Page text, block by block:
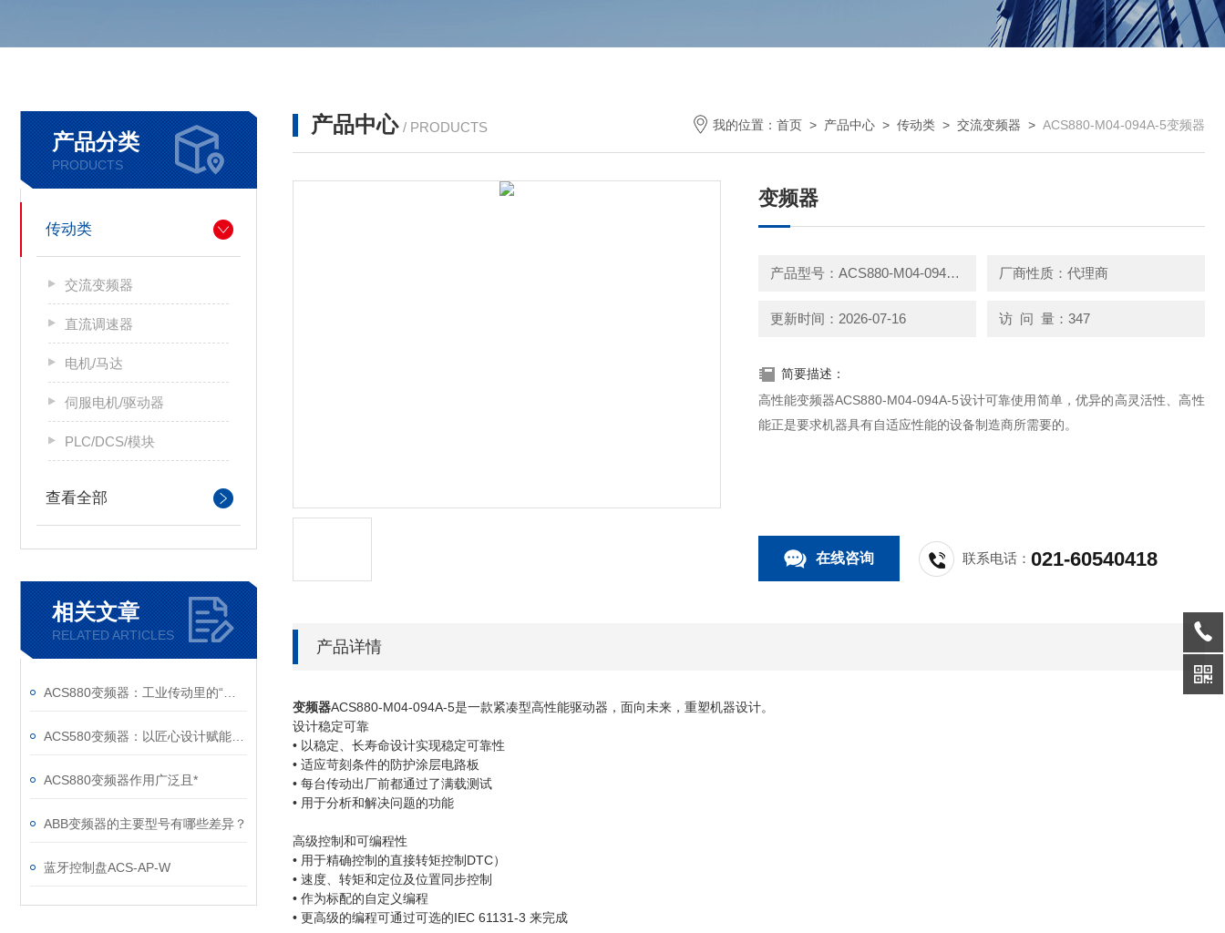
产品分类
PRODUCTS
传动类
交流变频器
直流调速器
电机/马达
伺服电机/驱动器
PLC/DCS/模块
查看全部
相关文章
RELATED ARTICLES
ACS880变频器作用广泛且*
ABB变频器的主要型号有哪些差异？
蓝牙控制盘ACS-AP-W
产品中心 / PRODUCTS 我的位置： 首页 > 产品中心 > 传动类 > 交流变频器 > ACS880-M04-094A-5变频器
变频器
产品型号：ACS880-M04-094A-5 厂商性质：代理商
更新时间：2026-07-16 访 问 量：347
简要描述：
高性能变频器ACS880-M04-094A-5设计可靠使用简单，优异的高灵活性、高性
能正是要求机器具有自适应性能的设备制造商所需要的。
在线咨询 联系电话：021-60540418
产品详情
变频器ACS880-M04-094A-5是一款紧凑型高性能驱动器，面向未来，重塑机器设计。
设计稳定可靠
• 以稳定、长寿命设计实现稳定可靠性
• 适应苛刻条件的防护涂层电路板
• 每台传动出厂前都通过了满载测试
• 用于分析和解决问题的功能
高级控制和可编程性
• 用于精确控制的直接转矩控制DTC）
• 速度、转矩和定位及位置同步控制
• 作为标配的自定义编程
• 更高级的编程可通过可选的IEC 61131-3 来完成